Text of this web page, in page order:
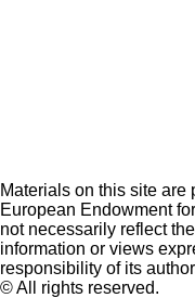
Materials on this site are
European Endowment
not necessarily reflect
information or views
responsibility of its
© All rights reserved.